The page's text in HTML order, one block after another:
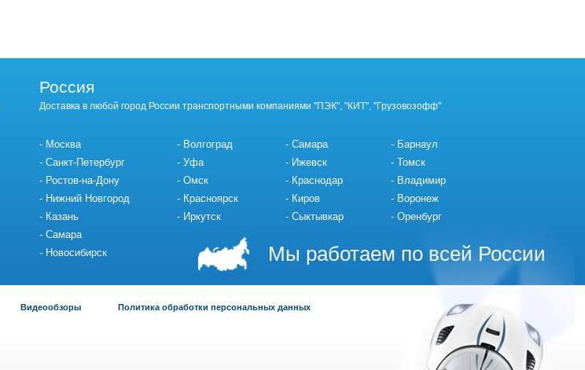
Россия
Доставка в любой город России транспортными компаниями "ПЭК", "КИТ", "Грузовозофф"
Москва
Санкт-Петербург
Ростов-на-Дону
Нижний Новгород
Казань
Самара
Новосибирск
Волгоград
Уфа
Омск
Красноярск
Иркутск
Самара
Ижевск
Краснодар
Киров
Сыктывкар
Барнаул
Томск
Владимир
Воронеж
Оренбург
Мы работаем по всей России
Видеообзоры Политика обработки персональных данных